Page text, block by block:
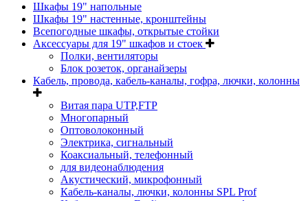
Шкафы 19" напольные
Шкафы 19" настенные, кронштейны
Всепогодные шкафы, открытые стойки
Аксессуары для 19" шкафов и стоек
Полки, вентиляторы
Блок розеток, органайзеры
Кабель, провода, кабель-каналы, гофра, лючки, колонны
Витая пара UTP,FTP
Многопарный
Оптоволоконный
Электрика, сигнальный
Коаксиальный, телефонный
для видеонаблюдения
Акустический, микрофонный
Кабель-каналы, лючки, колонны SPL Prof